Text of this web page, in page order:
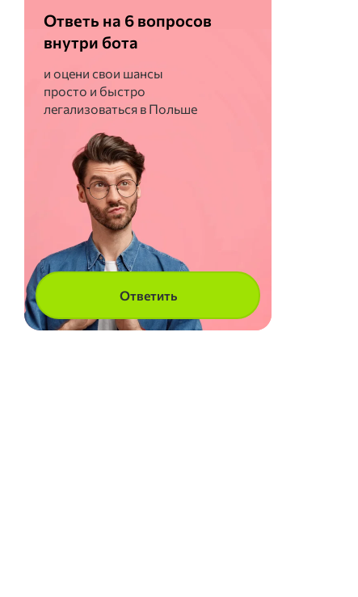
Ответь на 6 вопросов
внутри бота
и оцени свои шансы
просто и быстро
легализоваться в Польше
Ответить